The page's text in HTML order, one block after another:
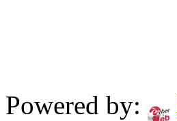
Powered by: